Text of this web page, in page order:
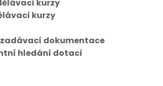
kurzy
kurzy
dokumentace
hledání dotací